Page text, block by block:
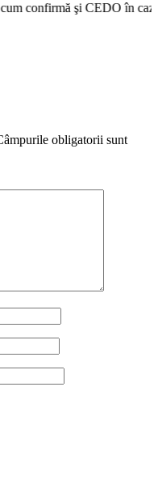
în cazul
obligatorii sunt